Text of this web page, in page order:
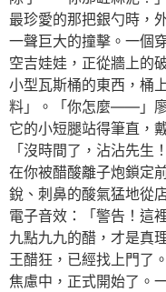
最珍愛的那把銀勺時，
一聲巨大的撞擊。一個
空吉娃娃，正從牆上的
小型瓦斯桶的東西，桶
料」。「你怎麼——」
它的小短腿站得筆直，
「沒時間了，沾沾先
在你被醋酸離子炮鎖定
銳、刺鼻的酸氣猛地從
電子音效：「警告！這
九點九九的醋，才是真
王醋狂，已經找上門了
焦慮中，正式開始了。